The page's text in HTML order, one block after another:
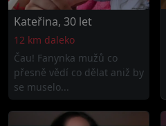
Kateřina, 30 let
12 km daleko
Čau! Fanynka mužů co
přesně vědí co dělat aniž by
se muselo...